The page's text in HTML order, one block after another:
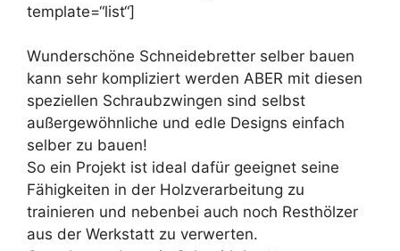
template=“list“]
Wunderschöne Schneidebretter selber bauen
kann sehr kompliziert werden ABER mit diesen
speziellen Schraubzwingen sind selbst
außergewöhnliche und edle Designs einfach
selber zu bauen!
So ein Projekt ist ideal dafür geeignet seine
Fähigkeiten in der Holzverarbeitung zu
trainieren und nebenbei auch noch Resthölzer
aus der Werkstatt zu verwerten.